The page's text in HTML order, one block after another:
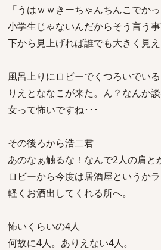
「うはｗｗきーちゃんちんこでかっ
小学生じゃないんだからそう言う事
下から見上げれば誰でも大きく見
風呂上りにロビーでくつろいでい
りえとななこが来た。ん？なんか
女って怖いですね･･･
その後ろから浩二君
あのなぁ触るな！なんで2人の肩と
ロビーから今度は居酒屋というか
軽くお酒出してくれる所へ。
怖いくらいの4人
何故に4人。ありえない4人。